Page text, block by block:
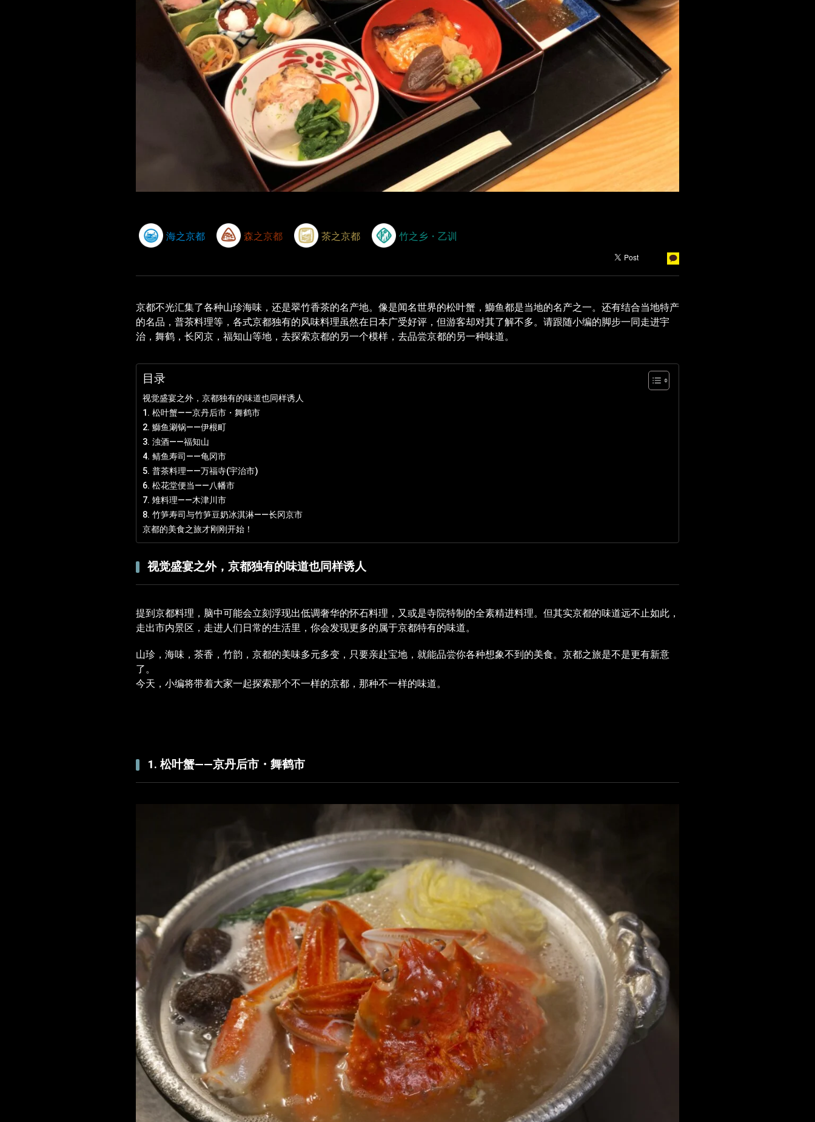
海之京都 森之京都 茶之京都 竹之乡・乙训
京都不光汇集了各种山珍海味，还是翠竹香茶的名产地。像是闻名世界的松叶蟹，鰤鱼都是当地的名产之一。还有结合当地特产
的名品，普茶料理等，各式京都独有的风味料理虽然在日本广受好评，但游客却对其了解不多。请跟随小编的脚步一同走进宇
治，舞鹤，长冈京，福知山等地，去探索京都的另一个模样，去品尝京都的另一种味道。
目录
视觉盛宴之外，京都独有的味道也同样诱人
1. 松叶蟹――京丹后市・舞鹤市
2. 鰤鱼涮锅――伊根町
3. 浊酒――福知山
4. 鲭鱼寿司――龟冈市
5. 普茶料理――万福寺(宇治市)
6. 松花堂便当――八幡市
7. 雉料理――木津川市
8. 竹笋寿司与竹笋豆奶冰淇淋――长冈京市
京都的美食之旅才刚刚开始！
视觉盛宴之外，京都独有的味道也同样诱人
提到京都料理，脑中可能会立刻浮现出低调奢华的怀石料理，又或是寺院特制的全素精进料理。但其实京都的味道远不止如此，
走出市内景区，走进人们日常的生活里，你会发现更多的属于京都特有的味道。
山珍，海味，茶香，竹韵，京都的美味多元多变，只要亲赴宝地，就能品尝你各种想象不到的美食。京都之旅是不是更有新意
了。
今天，小编将带着大家一起探索那个不一样的京都，那种不一样的味道。
1. 松叶蟹――京丹后市・舞鹤市